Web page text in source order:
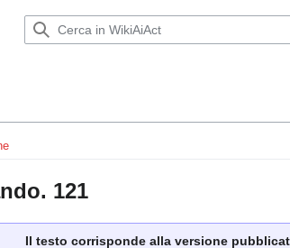
121
Il testo corrisponde alla versione